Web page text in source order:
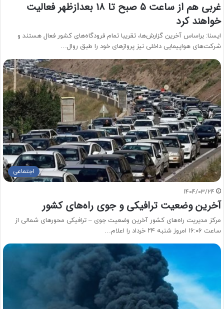
غربی هم از ساعت ۵ صبح تا ۱۸ بعدازظهر فعالیت
خواهند کرد
ایسنا: براساس آخرین گزارش‌ها، تقریبا تمام فرودگاه‌های کشور فعال هستند و
شرکت‌های هواپیمایی داخلی نیز پروازهای خود را طبق روال…
اجتماعی
1404/03/24
آخرین وضعیت ترافیکی و جوی راه‌های کشور
مرکز مدیریت راه‌های کشور آخرین وضعیت جوی – ترافیکی محور‌های شمالی از
ساعت ۱۶:۰۶ امروز شنبه ۲۴ خرداد را اعلام…